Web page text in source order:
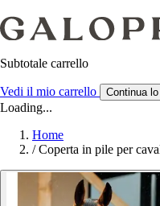
Subtotale carrello
Vedi il mio carrello Continua
Loading...
Home
/ Coperta in pile per